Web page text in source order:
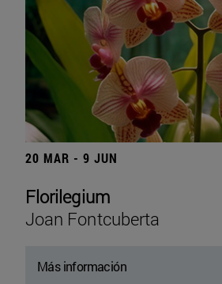
20 MAR - 9 JUN
Florilegium
Joan Fontcuberta
Más información